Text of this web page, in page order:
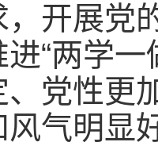
开展党
“两学
、党性更
风气明显